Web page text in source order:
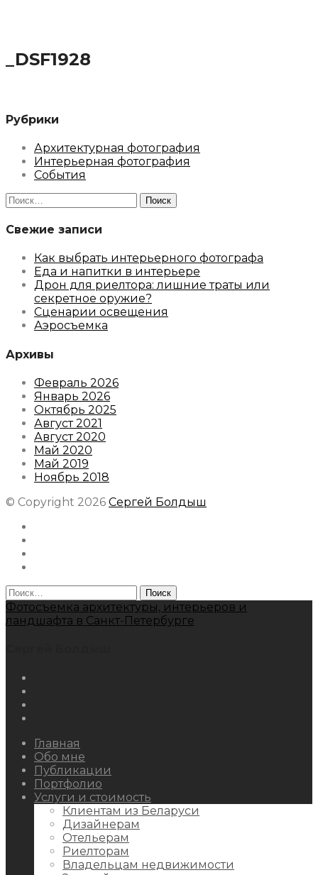
_DSF1928
Рубрики
Архитектурная фотография
Интерьерная фотография
События
Найти:
Свежие записи
Как выбрать интерьерного фотографа
Еда и напитки в интерьере
Дрон для риелтора: лишние траты или
секретное оружие?
Сценарии освещения
Аэросъемка
Архивы
Февраль 2026
Январь 2026
Октябрь 2025
Август 2021
Август 2020
Май 2020
Май 2019
Ноябрь 2018
© Copyright 2026 Сергей Болдыш
Найти:
Фотосъемка архитектуры, интерьеров и
ландшафта в Санкт-Петербурге
Главная
Обо мне
Публикации
Портфолио
Услуги и стоимость
Клиентам из Беларуси
Дизайнерам
Отельерам
Риелторам
Владельцам недвижимости